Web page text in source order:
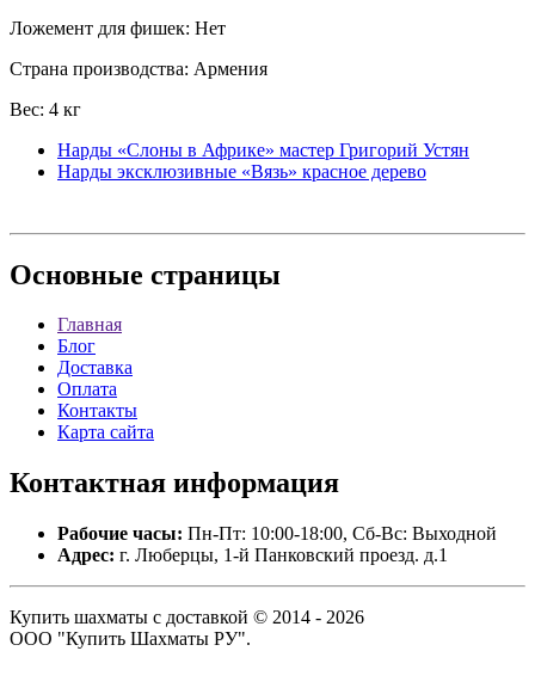
Ложемент для фишек: Нет
Страна производства: Армения
Вес: 4 кг
Нарды «Слоны в Африке» мастер Григорий Устян
Нарды эксклюзивные «Вязь» красное дерево
Основные страницы
Главная
Блог
Доставка
Оплата
Контакты
Карта сайта
Контактная информация
Рабочие часы: Пн-Пт: 10:00-18:00, Сб-Вс: Выходной
Адрес: г. Люберцы, 1-й Панковский проезд. д.1
Купить шахматы с доставкой © 2014 - 2026
ООО "Купить Шахматы РУ".